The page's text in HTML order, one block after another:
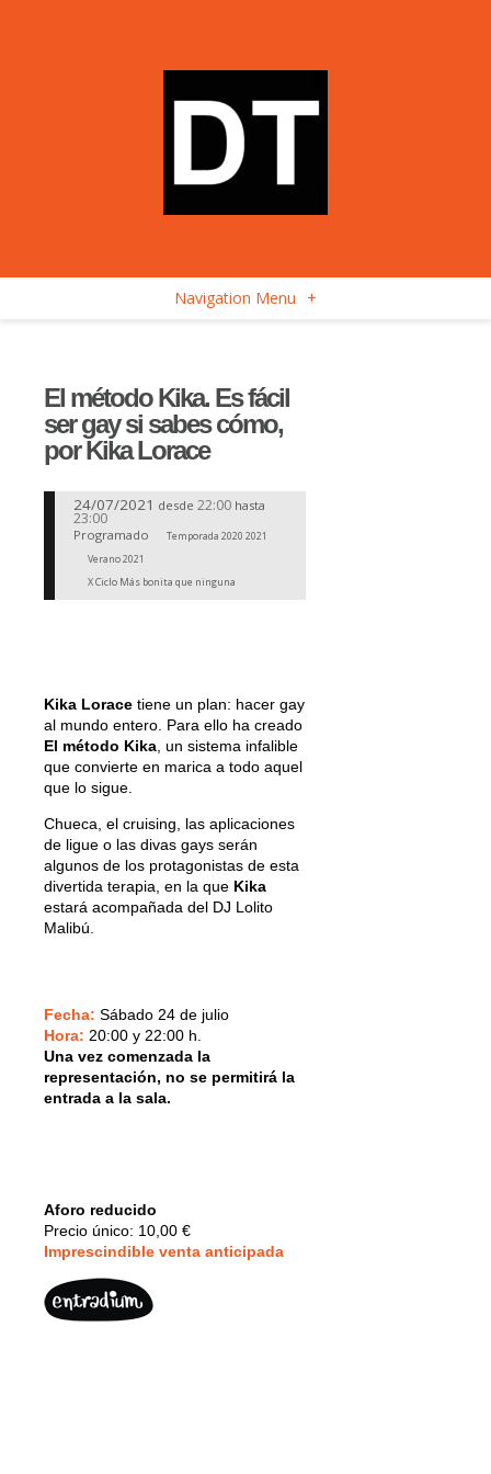
Navigation Menu +
El método Kika. Es fácil
ser gay si sabes cómo,
por Kika Lorace
24/07/2021 desde 22:00 hasta
23:00
Programado
Temporada 2020 2021
Verano 2021
X Ciclo Más bonita que ninguna
Kika Lorace tiene un plan: hacer gay
al mundo entero. Para ello ha creado
El método Kika , un sistema infalible
que convierte en marica a todo aquel
que lo sigue.
Chueca, el cruising, las aplicaciones
de ligue o las divas gays serán
algunos de los protagonistas de esta
divertida terapia, en la que Kika
estará acompañada del DJ Lolito
Malibú.
Fecha: Sábado 24 de julio
Hora: 20:00 y 22:00 h.
Una vez comenzada la
representación, no se permitirá la
entrada a la sala.
Aforo reducido
Precio único: 10,00 €
Imprescindible venta anticipada